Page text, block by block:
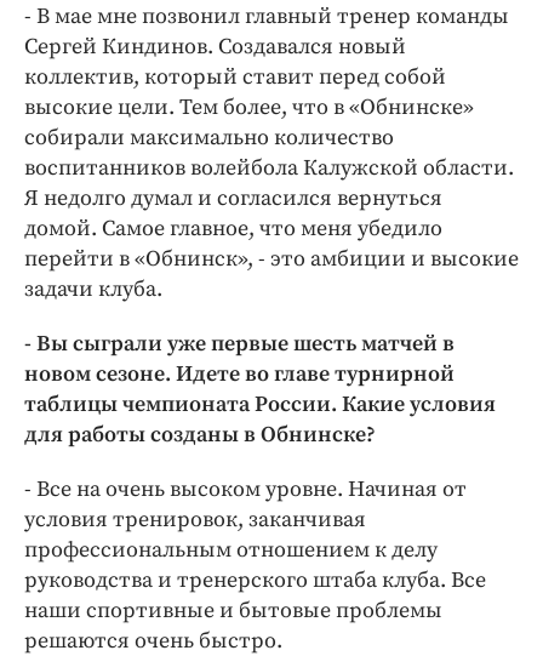
- В мае мне позвонил главный тренер команды
Сергей Киндинов. Создавался новый
коллектив, который ставит перед собой
высокие цели. Тем более, что в «Обнинске»
собирали максимально количество
воспитанников волейбола Калужской области.
Я недолго думал и согласился вернуться
домой. Самое главное, что меня убедило
перейти в «Обнинск», - это амбиции и высокие
задачи клуба.
- Вы сыграли уже первые шесть матчей в
новом сезоне. Идете во главе турнирной
таблицы чемпионата России. Какие условия
для работы созданы в Обнинске?
- Все на очень высоком уровне. Начиная от
условия тренировок, заканчивая
профессиональным отношением к делу
руководства и тренерского штаба клуба. Все
наши спортивные и бытовые проблемы
решаются очень быстро.